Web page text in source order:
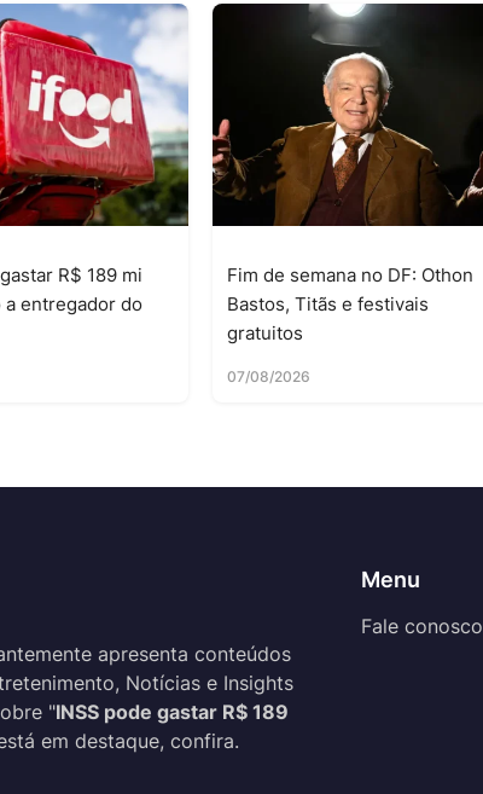
R$ 189 mi
a entregador do
Fim de semana no DF: Othon
Bastos, Titãs e festivais
gratuitos
07/08/2026
apresenta conteúdos
Notícias e Insights
"INSS pode gastar R$ 189
em destaque, confira.
Menu
Fale conosco